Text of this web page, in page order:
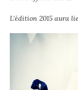
L’édition 2015 aura